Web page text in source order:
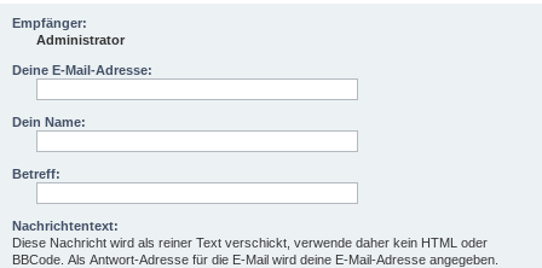
Empfänger:
Administrator
Deine E-Mail-Adresse:
Dein Name:
Betreff:
Nachrichtentext:
Diese Nachricht wird als reiner Text verschickt, verwende daher kein HTML oder
BBCode. Als Antwort-Adresse für die E-Mail wird deine E-Mail-Adresse angegeben.